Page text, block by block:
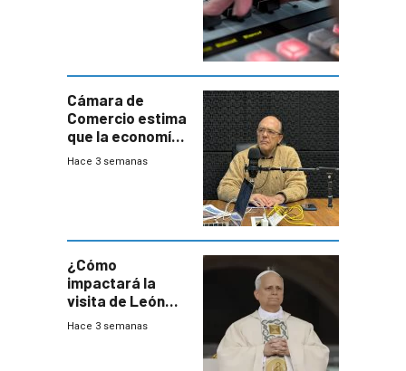
Cámara de
Comercio estima
que la economía
crecerá 1,6%
Hace 3 semanas
¿Cómo
impactará la
visita de León
XIV a Uruguay?
Hace 3 semanas